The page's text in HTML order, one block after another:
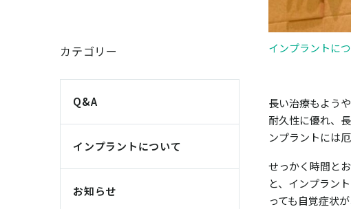
インプラントに
長い治療もよう
耐久性に優れ、
ンプラントには
せっかく時間と
と、インプラン
っても自覚症状
カテゴリー
Q&A
インプラントについて
お知らせ